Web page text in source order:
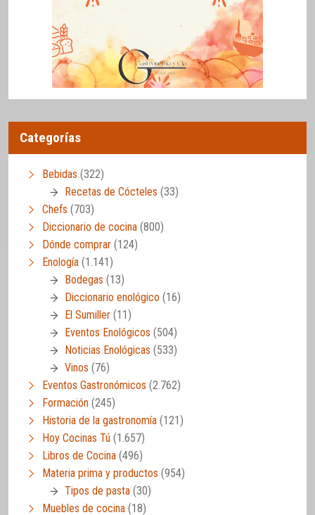
Categorías
Bebidas (322)
Recetas de Cócteles (33)
Chefs (703)
Diccionario de cocina (800)
Dónde comprar (124)
Enología (1.141)
Bodegas (13)
Diccionario enológico (16)
El Sumiller (11)
Eventos Enológicos (504)
Noticias Enológicas (533)
Vinos (76)
Eventos Gastronómicos (2.762)
Formación (245)
Historia de la gastronomía (121)
Hoy Cocinas Tú (1.657)
Libros de Cocina (496)
Materia prima y productos (954)
Tipos de pasta (30)
Muebles de cocina (18)